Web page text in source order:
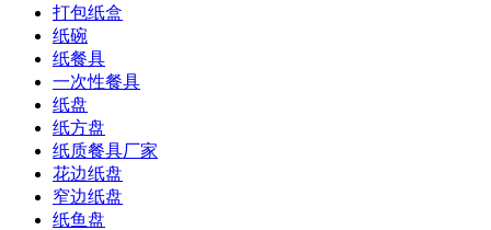
打包纸盒
纸碗
纸餐具
一次性餐具
纸盘
纸方盘
纸质餐具厂家
花边纸盘
窄边纸盘
纸鱼盘